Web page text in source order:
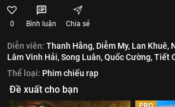
0 Bình luận Chia sẻ
Diễn viên: Thanh Hằng, Diễm My, Lan Khuê,
Lâm Vinh Hải,Song Luân,Quốc Cường,Tiết
Thể loại: Phim chiếu rạp
Đề xuất cho bạn